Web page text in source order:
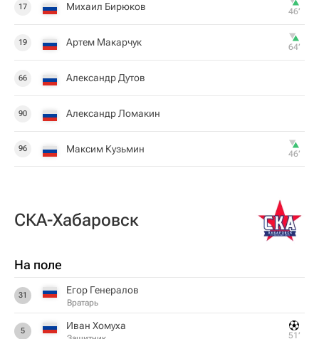
17 Михаил Бирюков 46‎’‎
19 Артем Макарчук 64‎’‎
66 Александр Дутов
90 Александр Ломакин
96 Максим Кузьмин 46‎’‎
СКА-Хабаровск
На поле
31 Егор Генералов
Вратарь
5 Иван Хомуха
51‎’‎